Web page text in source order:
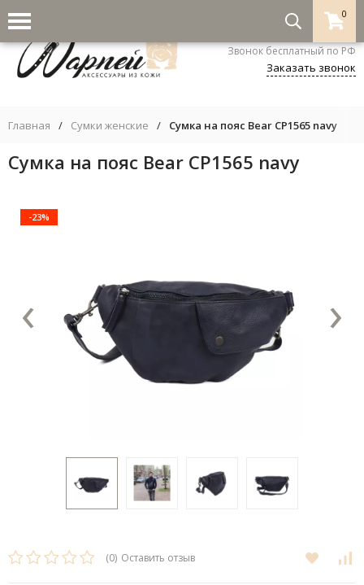
0
8-800-333-5530
Звонок бесплатный по РФ
Заказать звонок
Главная / Сумки женские / Сумка на пояс Bear CP1565 navy
Сумка на пояс Bear CP1565 navy
-23%
‹ ›
(0) Оставить отзыв